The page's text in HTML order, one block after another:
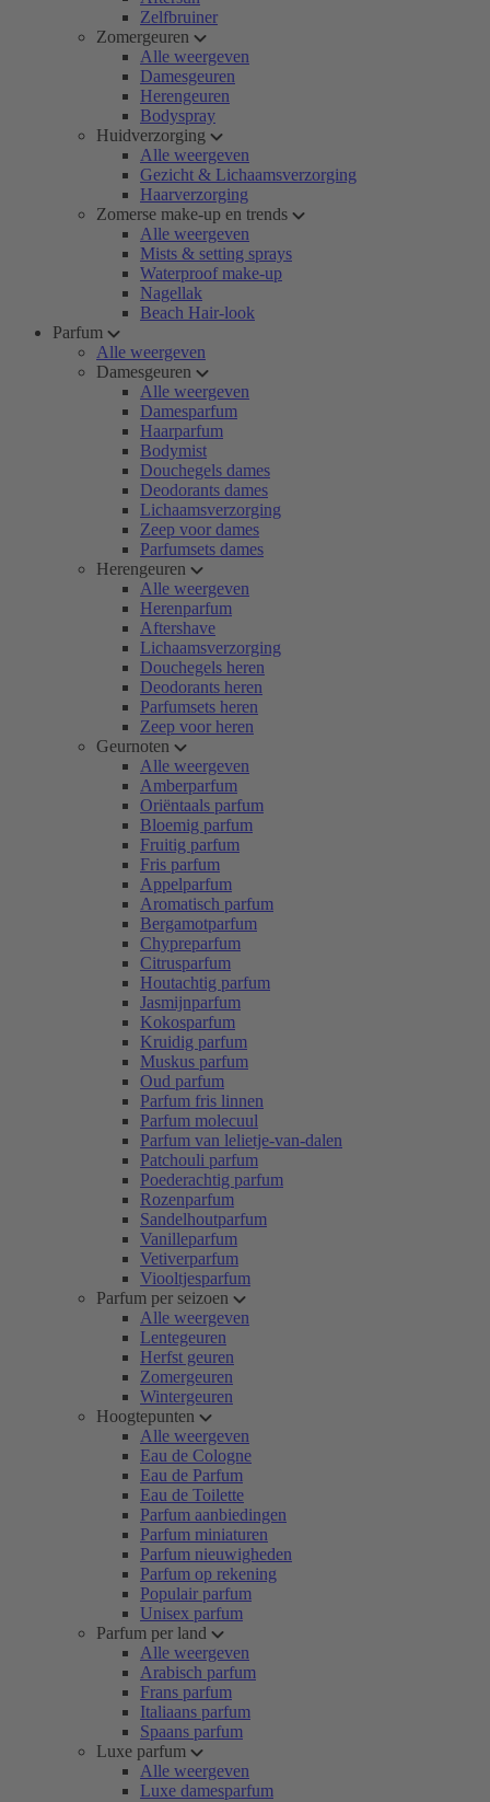
Zelfbruiner
Zomergeuren
Alle weergeven
Damesgeuren
Herengeuren
Bodyspray
Huidverzorging
Alle weergeven
Gezicht & Lichaamsverzorging
Haarverzorging
Zomerse make-up en trends
Alle weergeven
Mists & setting sprays
Waterproof make-up
Nagellak
Beach Hair-look
Parfum
Alle weergeven
Damesgeuren
Alle weergeven
Damesparfum
Haarparfum
Bodymist
Douchegels dames
Deodorants dames
Lichaamsverzorging
Zeep voor dames
Parfumsets dames
Herengeuren
Alle weergeven
Herenparfum
Aftershave
Lichaamsverzorging
Douchegels heren
Deodorants heren
Parfumsets heren
Zeep voor heren
Geurnoten
Alle weergeven
Amberparfum
Oriëntaals parfum
Bloemig parfum
Fruitig parfum
Fris parfum
Appelparfum
Aromatisch parfum
Bergamotparfum
Chypreparfum
Citrusparfum
Houtachtig parfum
Jasmijnparfum
Kokosparfum
Kruidig parfum
Muskus parfum
Oud parfum
Parfum fris linnen
Parfum molecuul
Parfum van lelietje-van-dalen
Patchouli parfum
Poederachtig parfum
Rozenparfum
Sandelhoutparfum
Vanilleparfum
Vetiverparfum
Viooltjesparfum
Parfum per seizoen
Alle weergeven
Lentegeuren
Herfst geuren
Zomergeuren
Wintergeuren
Hoogtepunten
Alle weergeven
Eau de Cologne
Eau de Parfum
Eau de Toilette
Parfum aanbiedingen
Parfum miniaturen
Parfum nieuwigheden
Parfum op rekening
Populair parfum
Unisex parfum
Parfum per land
Alle weergeven
Arabisch parfum
Frans parfum
Italiaans parfum
Spaans parfum
Luxe parfum
Alle weergeven
Luxe damesparfum